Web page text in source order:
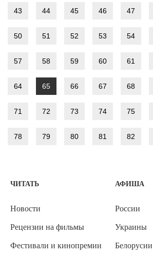
43 44 45 46 47
50 51 52 53 54
57 58 59 60 61
64 65 66 67 68
71 72 73 74 75
78 79 80 81 82
ЧИТАТЬ
Новости
Рецензии на фильмы
Фестивали и кинопремии
АФИША
России
Украины
Белорусии